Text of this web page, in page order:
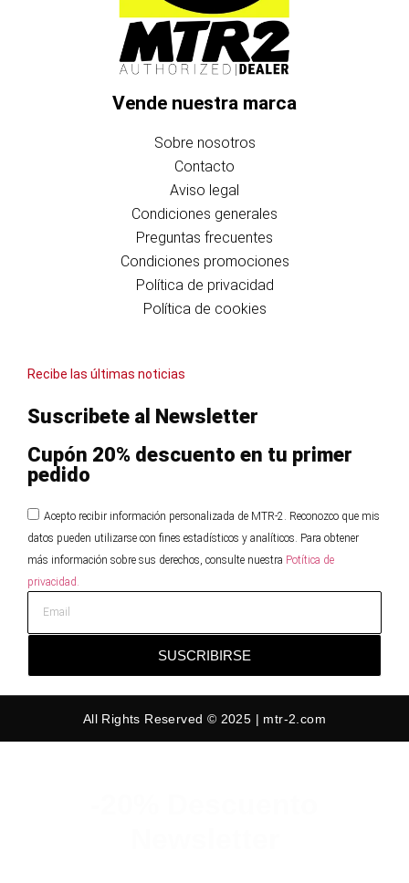
Vende nuestra marca
Sobre nosotros
Contacto
Aviso legal
Condiciones generales
Preguntas frecuentes
Condiciones promociones
Política de privacidad
Política de cookies
Recibe las últimas noticias
Suscribete al Newsletter
Cupón 20% descuento en tu primer
pedido
Acepto recibir información personalizada de MTR-2. Reconozco que mis
datos pueden utilizarse con fines estadísticos y analíticos. Para obtener
más información sobre sus derechos, consulte nuestra Potítica de
privacidad.
SUSCRIBIRSE
All Rights Reserved © 2025 | mtr-2.com